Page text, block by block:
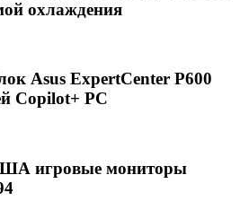
охлаждения
Asus ExpertCenter P600
Copilot+ PC
игровые мониторы